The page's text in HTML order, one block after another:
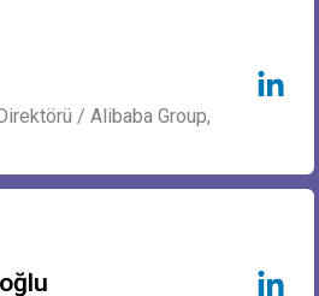
/ Alibaba Group,